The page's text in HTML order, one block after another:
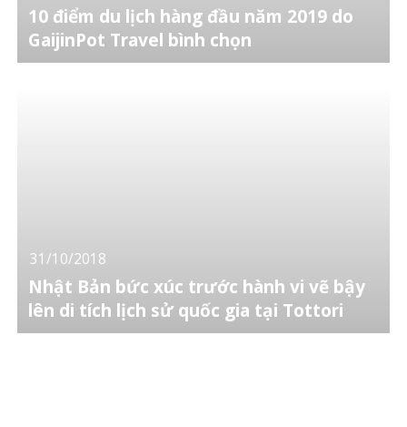
10 điểm du lịch hàng đầu năm 2019 do
GaijinPot Travel bình chọn
31/10/2018
Nhật Bản bức xúc trước hành vi vẽ bậy
lên di tích lịch sử quốc gia tại Tottori